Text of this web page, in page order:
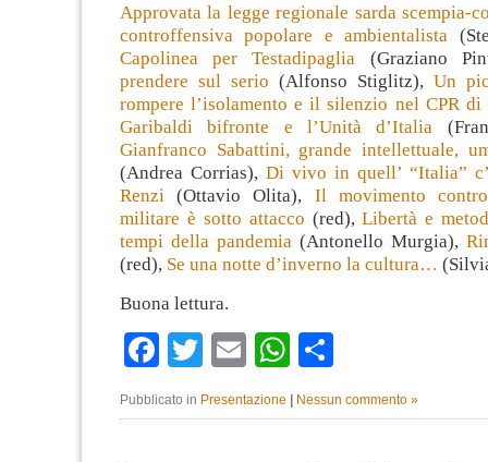
Approvata la legge regionale sarda scempia-
controffensiva popolare e ambientalista
Capolinea per Testadipaglia (Graziano
prendere sul serio (Alfonso Stiglitz), Un
rompere l’isolamento e il silenzio nel CPR di
Garibaldi bifronte e l’Unità d’Italia
Gianfranco Sabattini, grande intellettuale,
(Andrea Corrias), Di vivo in quell’ “Italia”
Renzi (Ottavio Olita), Il movimento
militare è sotto attacco (red),Libertà e
tempi della pandemia (Antonello Murgia),
(red), Se una notte d’inverno la cultura…
Buona lettura.
Facebook
TwitterEmailWhatsApp
Pubblicato in Presentazione Nessun commento »